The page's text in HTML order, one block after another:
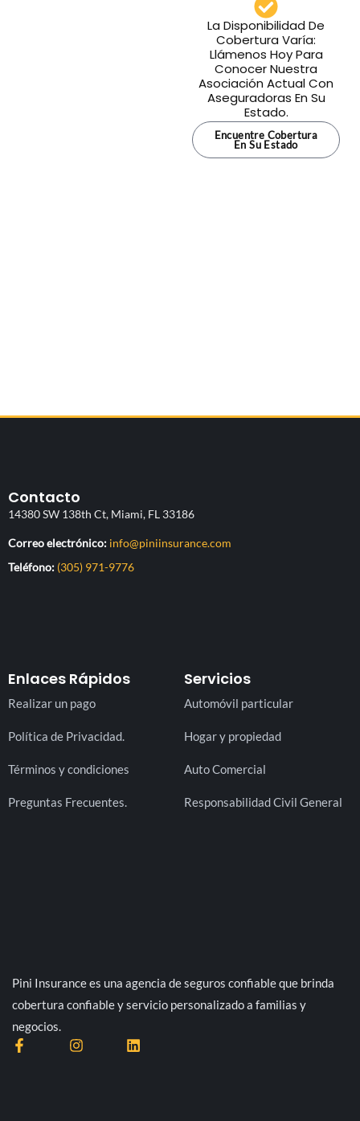
La Disponibilidad De
Cobertura Varía:
Llámenos Hoy Para
Conocer Nuestra
Asociación Actual Con
Aseguradoras En Su
Estado.
Encuentre Cobertura
En Su Estado
Pini Insurance es una agencia de seguros confiable que brinda
cobertura confiable y servicio personalizado a familias y
negocios.
F
a
I
n
L
i
Servicios
Automóvil particular
Hogar y propiedad
Auto Comercial
Responsabilidad Civil General
Enlaces Rápidos
Realizar un pago
Política de Privacidad.
Términos y condiciones
Preguntas Frecuentes.
Contacto
14380 SW 138th Ct, Miami, FL 33186
Correo electrónico: info@piniinsurance.com
Teléfono: (305) 971-9776